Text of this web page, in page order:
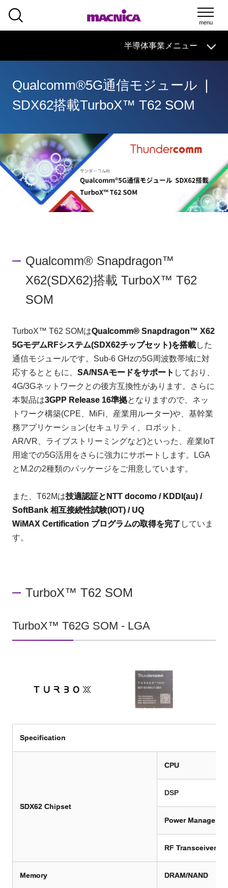
半導体事業メニュー
サポート
半導体事業HOME
マクニカの製品・サービス
技術情報
イベント・セミナー
取扱メーカー
お問い合わせ
半導体事業のメルマガ登録
Qualcomm®5G通信モジュール ❘
SDX62搭載TurboX™ T62 SOM
Qualcomm® Snapdragon™
X62(SDX62)搭載 TurboX™ T62
SOM
TurboX™ T62 SOMはQualcomm® Snapdragon™ X62
5GモデムRFシステム(SDX62チップセット)を搭載した
通信モジュールです。Sub-6 GHzの5G周波数帯域に対
応するとともに、 SA/NSAモードをサポート しており、
4G/3Gネットワークとの後方互換性があります。さらに
本製品は3GPP Release 16準拠となりますので、ネッ
トワーク構築(CPE、MiFi、産業用ルーター)や、基幹業
務アプリケーション(セキュリティ、ロボット、
AR/VR、ライブストリーミングなど)といった、産業IoT
用途での5G活用をさらに強力にサポートします。
LGA
とM.2の2種類のパッケージをご用意しています。
また、T62Mは技適認証とNTT docomo / KDDI(au) /
SoftBank 相互接続性試験(IOT) / UQ
WiMAX Certification プログラムの取得を完了 していま
す。
TurboX™ T62 SOM
TurboX™ T62G SOM - LGA
Specification
SDX62Chipset
CPU
DSP
Power
RF Transceiver
Memory DRAM/NAND